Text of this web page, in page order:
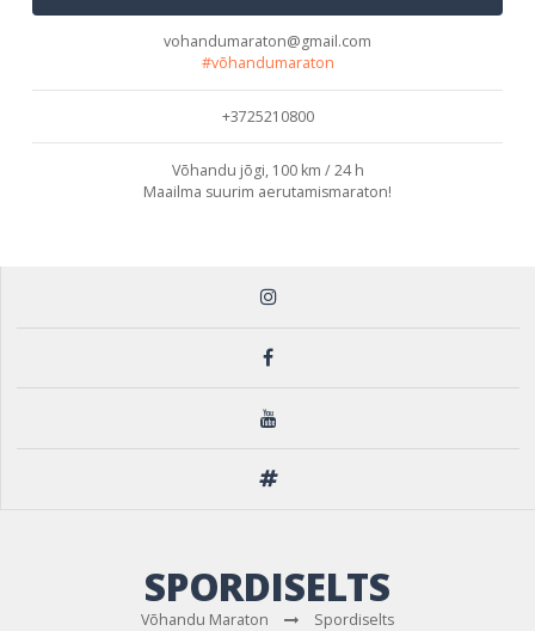
vohandumaraton@gmail.com
#võhandumaraton
+3725210800
Võhandu jõgi, 100 km / 24 h
Maailma suurim aerutamismaraton!
SPORDISELTS
Võhandu Maraton Spordiselts